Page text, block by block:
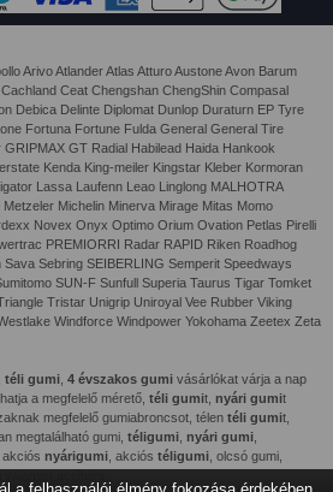
Arivo Atlander Atlas Atturo Austone Avon Barum
Ceat Chengshan ChengShin Compasal
Debica Delinte Diplomat Dunlop Duraturn EP Tyre
Fortuna Fortune Fulda General General Tire
GT Radial Habilead Haida Hankook
Kenda King-meiler Kingstar Kleber Kormoran
Lassa Laufenn Leao Linglong MALHOTRA
Michelin Minerva Mirage Mitas Momo
Novex Onyx Optimo Orium Ovation Petlas Pirelli
PREMIORRI Radar RAPID Riken Roadhog
Sava Sebring SEIBERLING Semperit Speedways
SUN-F Sunfull Superia Taurus Tigar Tomket
Tristar Unigrip Uniroyal Vee Rubber Viking
Windforce Windpower Yokohama Zeetex Zeta
téli gumi, 4 évszakos gumi vásárlókat várja a nap
a megfelelő mérető, téli gumit, nyári gumit
megfelelő gumiabroncsot, télen téli gumit,
megtalálható gumi, téligumi, nyári gumi,
akciós nyárigumi, akciós téligumi, olcsó gumi,